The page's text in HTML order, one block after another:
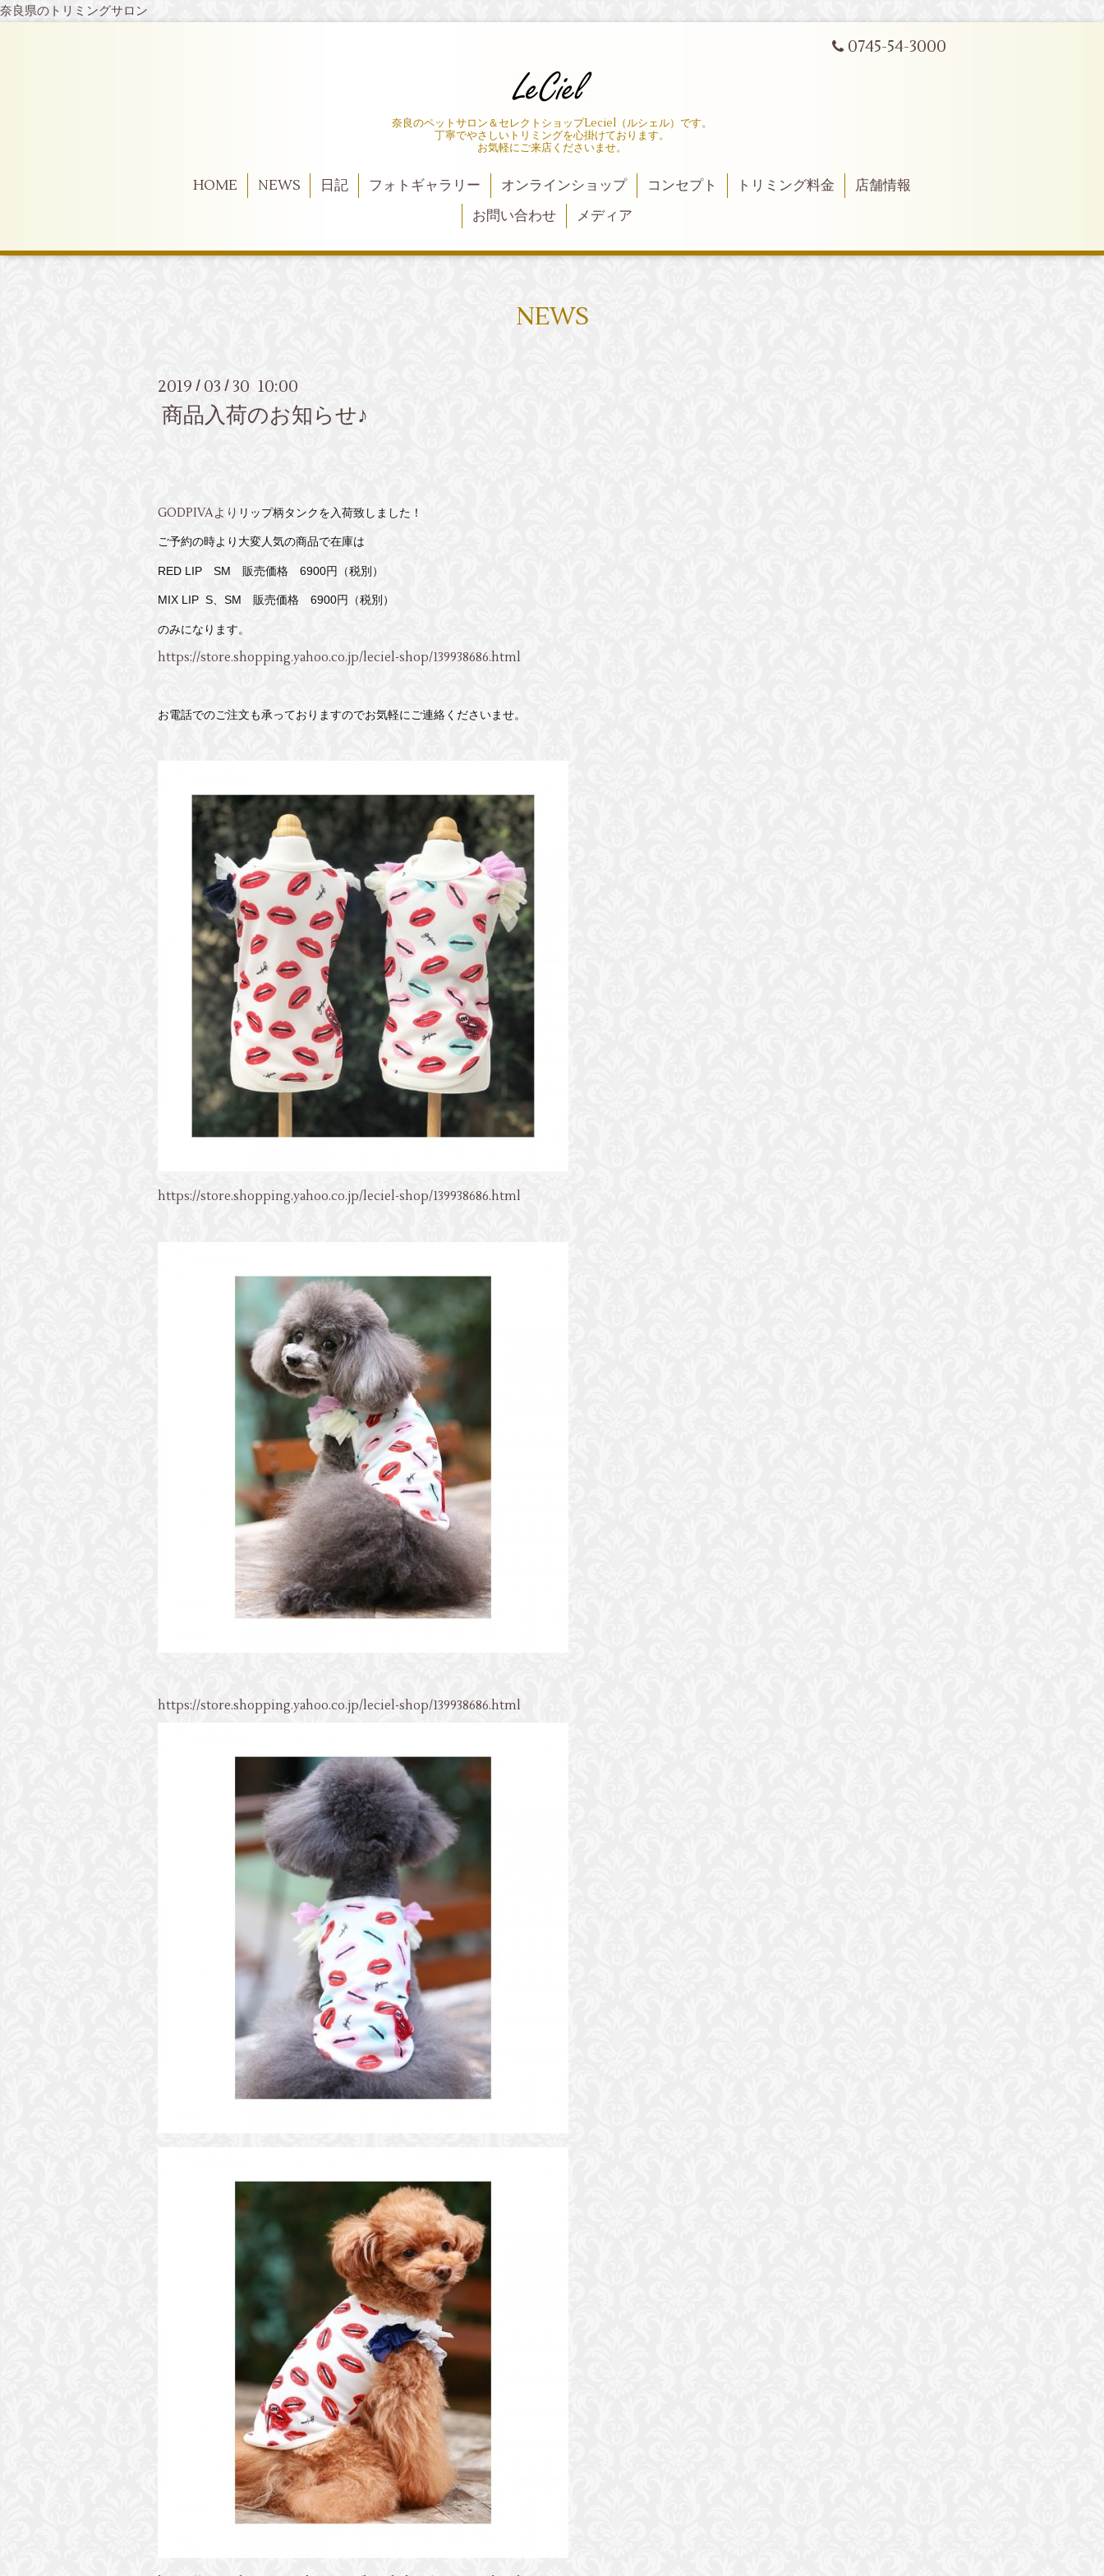
奈良県のトリミングサロン
0745-54-3000
奈良のペットサロン＆セレクトショップLeciel（ルシェル）です。
丁寧でやさしいトリミングを心掛けております。
お気軽にご来店くださいませ。
HOME NEWS 日記 フォトギャラリー オンラインショップ コンセプト トリミング料金
店舗情報
お問い合わせ
メディア
NEWS
2019 / 03 / 30 10:00
商品入荷のお知らせ♪
GODPIVAより リップ柄タンクを入荷致しました！
ご予約の時より大変人気の商品で在庫は
RED LIP SM 販売価格 6900円（税別）
MIX LIP S、SM 販売価格 6900円（税別）
のみになります。
https://store.shopping.yahoo.co.jp/leciel-shop/139938686.html
お電話でのご注文も承っておりますのでお気軽にご連絡くださいませ。
https://store.shopping.yahoo.co.jp/leciel-shop/139938686.html
https://store.shopping.yahoo.co.jp/leciel-shop/139938686.html